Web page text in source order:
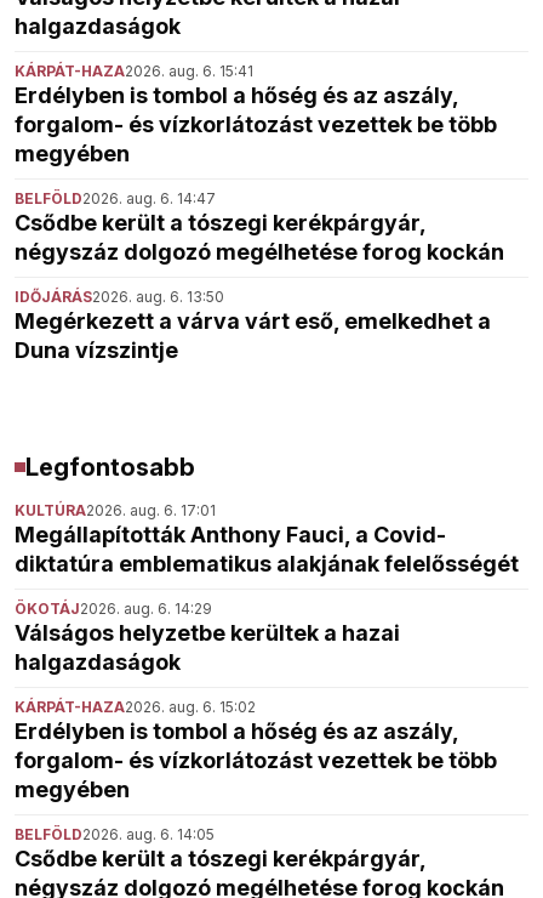
halgazdaságok
KÁRPÁT-HAZA2026. aug. 6. 15:41
Erdélyben is tombol a hőség és az aszály,
forgalom- és vízkorlátozást vezettek be több
megyében
BELFÖLD2026. aug. 6. 14:47
Csődbe került a tószegi kerékpárgyár,
négyszáz dolgozó megélhetése forog kockán
IDŐJÁRÁS2026. aug. 6. 13:50
Megérkezett a várva várt eső, emelkedhet a
Duna vízszintje
Legfontosabb
KULTÚRA2026. aug. 6. 17:01
Megállapították Anthony Fauci, a Covid-
diktatúra emblematikus alakjának felelősségét
ÖKOTÁJ2026. aug. 6. 14:29
Válságos helyzetbe kerültek a hazai
halgazdaságok
KÁRPÁT-HAZA2026. aug. 6. 15:02
Erdélyben is tombol a hőség és az aszály,
forgalom- és vízkorlátozást vezettek be több
megyében
BELFÖLD2026. aug. 6. 14:05
Csődbe került a tószegi kerékpárgyár,
négyszáz dolgozó megélhetése forog kockán